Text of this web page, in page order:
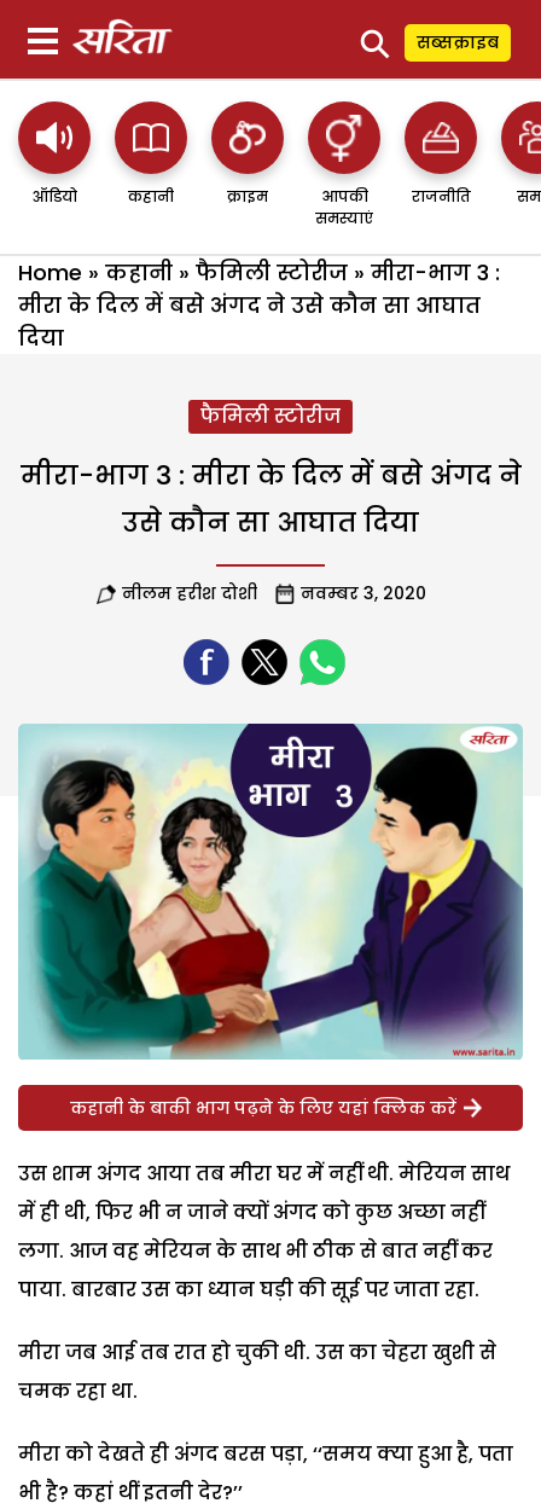
⚲ सब्सक्राइब
ऑडियो कहानी क्राइम
आपकी
समस्याएं
राजनीति
Home » कहानी » फैमिली स्टोरीज » मीरा-भाग 3 :
मीरा के दिल में बसे अंगद ने उसे कौन सा आघात
दिया
फैमिली स्टोरीज
मीरा-भाग 3 : मीरा के दिल में बसे अंगद ने
उसे कौन सा आघात दिया
नीलम हरीश दोशी नवम्बर 3, 2020
कहानी के बाकी भाग पढ़ने के लिए यहां क्लिक करें
उस शाम अंगद आया तब मीरा घर में नहीं थी. मेरियन साथ
में ही थी, फिर भी न जाने क्यों अंगद को कुछ अच्छा नहीं
लगा. आज वह मेरियन के साथ भी ठीक से बात नहीं कर
पाया. बारबार उस का ध्यान घड़ी की सूई पर जाता रहा.
मीरा जब आई तब रात हो चुकी थी. उस का चेहरा खुशी से
चमक रहा था.
मीरा को देखते ही अंगद बरस पड़ा, ‘‘समय क्या हुआ है, पता
भी है? कहां थीं इतनी देर?’’